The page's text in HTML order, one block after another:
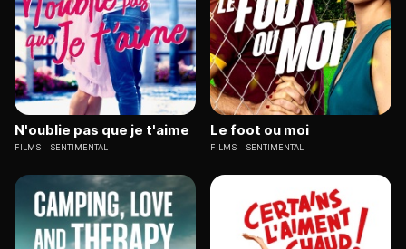
N'oublie pas que je t'aime
FILMS SENTIMENTAL
Le foot ou moi
FILMS SENTIMENTAL